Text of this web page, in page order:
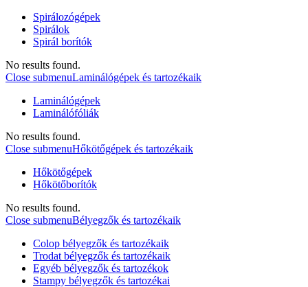
Spirálozógépek
Spirálok
Spirál borítók
No results found.
Close submenuLaminálógépek és tartozékaik
Laminálógépek
Laminálófóliák
No results found.
Close submenuHőkötőgépek és tartozékaik
Hőkötőgépek
Hőkötőborítók
No results found.
Close submenuBélyegzők és tartozékaik
Colop bélyegzők és tartozékaik
Trodat bélyegzők és tartozékaik
Egyéb bélyegzők és tartozékok
Stampy bélyegzők és tartozékai